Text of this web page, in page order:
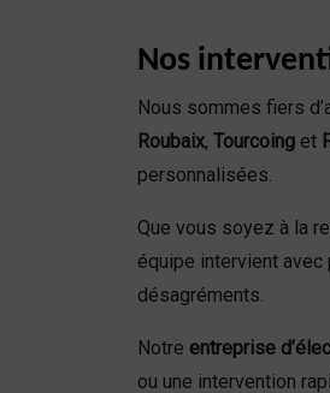
Nos
Nous sommes fiers
Roubaix, Tourcoing et
personnalisées.
Que vous soyez à la
équipe intervient
désagréments.
Notre entreprise
ou une intervention